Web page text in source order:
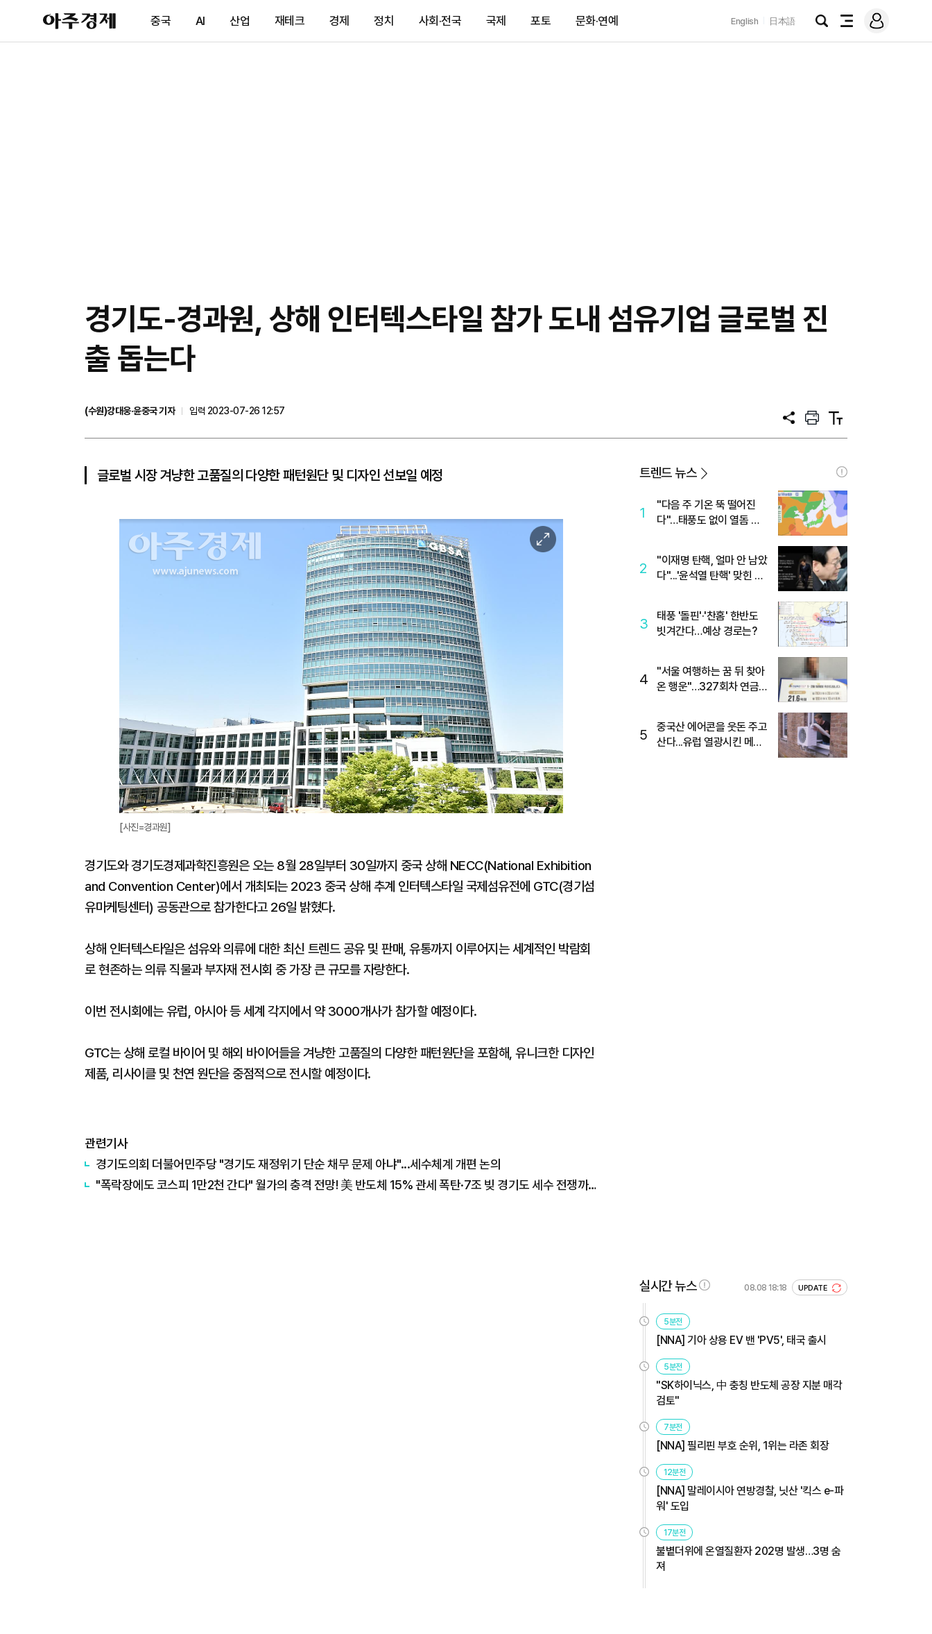
아
주
제
중국 AI 산업 재테크 경제 정치 사회·전국 국제 포토 문화·연예 English 日本語
검
전
메
그
경기도-경과원, 상해 인터텍스타일 참가 도내 섬유기업 글로벌 진
출 돕는다
(수원)강대웅·윤중국 기자
입력 2023-07-26 12:57
공
프
트
텍
트
글로벌 시장 겨냥한 고품질의 다양한 패턴원단 및 디자인 선보일 예정
이
미
[사진=경과원]
경기도와 경기도경제과학진흥원은 오는 8월 28일부터 30일까지 중국 상해 NECC(National Exhibition
and Convention Center)에서 개최되는 2023 중국 상해 추계 인터텍스타일 국제섬유전에 GTC(경기섬
유마케팅센터) 공동관으로 참가한다고 26일 밝혔다.
상해 인터텍스타일은 섬유와 의류에 대한 최신 트렌드 공유 및 판매, 유통까지 이루어지는 세계적인 박람회
로 현존하는 의류 직물과 부자재 전시회 중 가장 큰 규모를 자랑한다.
이번 전시회에는 유럽, 아시아 등 세계 각지에서 약 3000개사가 참가할 예정이다.
GTC는 상해 로컬 바이어 및 해외 바이어들을 겨냥한 고품질의 다양한 패턴원단을 포함해, 유니크한 디자인
제품, 리사이클 및 천연 원단을 중점적으로 전시할 예정이다.
관련기사
경기도의회 더불어민주당 "경기도 재정위기 단순 채무 문제 아냐"...세수체계 개편 논의
"폭락장에도 코스피 1만2천 간다" 월가의 충격 전망! 美 반도체 15% 관세 폭탄·7조 빚 경기도 세수 전쟁까지
트렌드 뉴스
1
"다음 주 기온 뚝 떨어진
다"…태풍도 없이 열돔 박
2
"이재명 탄핵, 얼마 안 남았
다"...'윤석열 탄핵' 맞힌 무
3
태풍 '돌핀'·'찬홈' 한반도
빗겨간다…예상 경로는?
4
"서울 여행하는 꿈 뒤 찾아
온 행운"…327회차 연금
5
중국산 에어콘을 웃돈 주고
산다...유럽 열광시킨 메이
실시간 뉴스 08.08 18:18 UPDATE
5분전
[NNA] 기아 상용 EV 밴 'PV5', 태국 출시
5분전
"SK하이닉스, 中 충칭 반도체 공장 지분 매각
검토"
7분전
[NNA] 필리핀 부호 순위, 1위는 라존 회장
12분전
[NNA] 말레이시아 연방경찰, 닛산 '킥스 e-파
워' 도입
17분전
불볕더위에 온열질환자 202명 발생…3명 숨
져